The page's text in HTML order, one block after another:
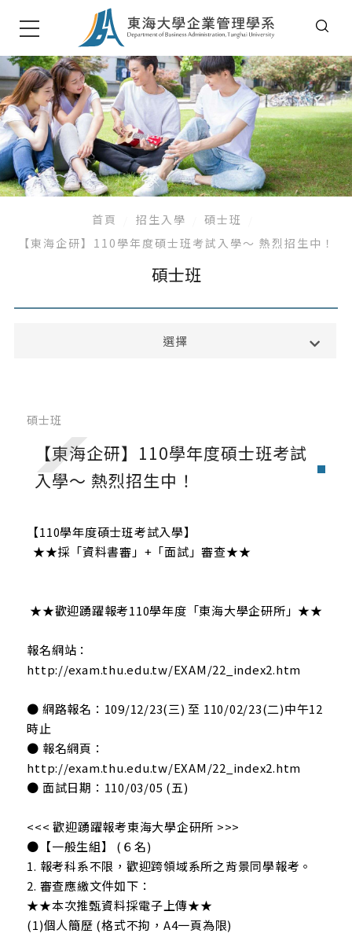
首頁 招生入學
碩士班
【東海企研】110學年度碩士班考試入學～ 熱烈招生中！
碩士班
選擇
境外生入學
碩士班
【東海企研】110學年度碩士班考試
入學～ 熱烈招生中！
【110學年度碩士班考試入學】
★★採「資料書審」+「面試」審查★★
★★歡迎踴躍報考110學年度「東海大學企研所」★★
報名網站：
http://exam.thu.edu.tw/EXAM/22_index2.htm
● 網路報名：109/12/23(三) 至 110/02/23(二)中午12
時止
● 報名網頁：
http://exam.thu.edu.tw/EXAM/22_index2.htm
● 面試日期：110/03/05 (五)
<<< 歡迎踴躍報考東海大學企研所 >>>
●【一般生組】 (６名)
1. 報考科系不限，歡迎跨領域系所之背景同學報考。
2. 審查應繳文件如下：
★★本次推甄資料採電子上傳★★
(1)個人簡歷 (格式不拘，A4一頁為限)